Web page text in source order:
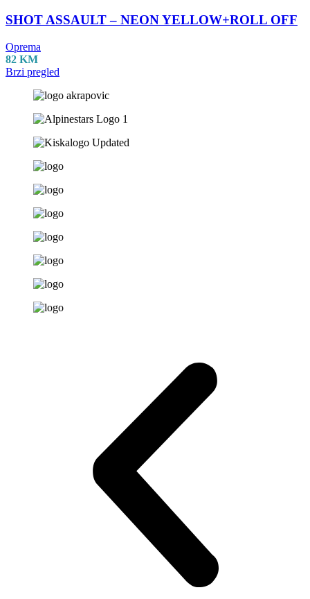
SHOT ASSAULT – NEON YELLOW+ROLL OFF
Oprema
82 KM
Brzi pregled